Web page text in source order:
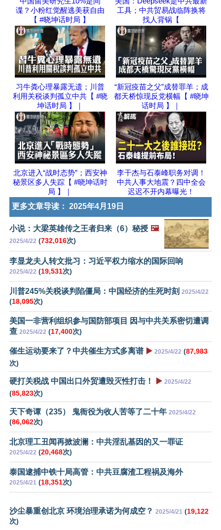
谍？小粉红觉醒逃美获自由
【 #晓坤话时局 】
工具；中共贸易战临阵换将
找人背锅【
习牛粪心理暴露无遗；川普
利用关税谈判孤立中共【 #晓
坤话时局 】｜
“新冠疫苗之父”成替罪羊；成
都天桥惊现反党横幅【 #晓坤
话时局 】｜
北京进入“战时态势”；西安神
秘景区多人失踪【 #晓坤话时
局 】｜
李干杰与石泰峰职务对调！
中共人事大地震？四中全会
迟迟不开内幕曝光！
更多文章导读： 2025年4月19日
小说：大梁英雄传之王者归来（6）秘授 🖼️
2025/4/22 (732,016次)
李显龙夫人转文批习：习近平权力缩水的国际回响
2025/4/22 (19,531次)
川普245%关税谈判陷僵局：中国经济的生死时刻 2025/4/22
(18,095次)
美国一非营利组织参与国防部项目 因与中共关系密切遭调
查 2025/4/22 (17,400次)
催生运动要来了？中共催生方式多离谱 ▶️ 2025/4/22 (87,983
次)
硬打关税战 中国出口外贸遭毁灭性打击！ ▶️ 2025/4/22
(85,823次)
天下奇谭（235） 鬼衙役为收人苦等了二十年 2025/4/22
(86,062次)
北京理工丑闻再掀波澜：中共淫乱基因的又一罪证
2025/4/22 (20,468次)
泰国逮捕中铁十局高管：中共豆腐渣工程祸及海外
2025/4/21 (18,351次)
沙尘暴重创北京 环境治理承诺为何成空？ 2025/4/21 (19,122
次)